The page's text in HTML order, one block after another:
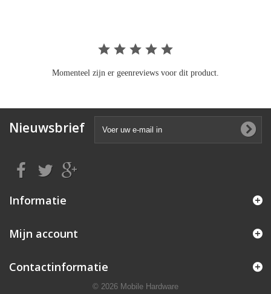
Momenteel zijn er geenreviews voor dit product.
Nieuwsbrief
Informatie
Mijn account
Contactinformatie
© 2026 Mobile Hardware